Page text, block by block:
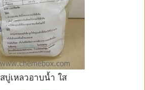
สบู่เหลวอาบน้ำ ใส